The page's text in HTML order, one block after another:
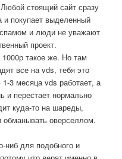
стоящий сайт сразу
и покупает выделенный
спамом и люди не уважают
проект.
такое же. Но там
все на vds, тебя это
3 месяца vds работает, а
и перестает нормально
куда-то на шареды,
обманывать оверселлом.
ниб для подобного и